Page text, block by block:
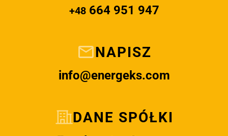
+48664 951 947
NAPISZ
info@energeks.com
DANE SPÓŁKI